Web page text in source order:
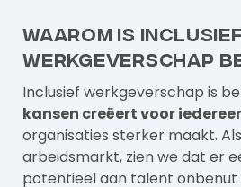
Waarom is
werkgeverschap
Inclusief werkgeverschap is
kansen creëert voor
organisaties sterker maakt.
arbeidsmarkt, zien we dat er
potentieel aan talent onbenut